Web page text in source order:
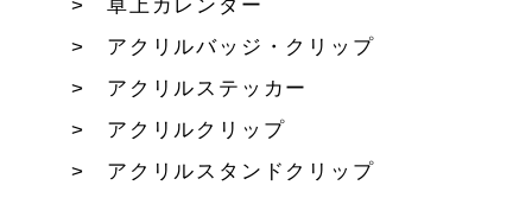
卓上カレンダー
アクリルバッジ・クリップ
アクリルステッカー
アクリルクリップ
アクリルスタンドクリップ